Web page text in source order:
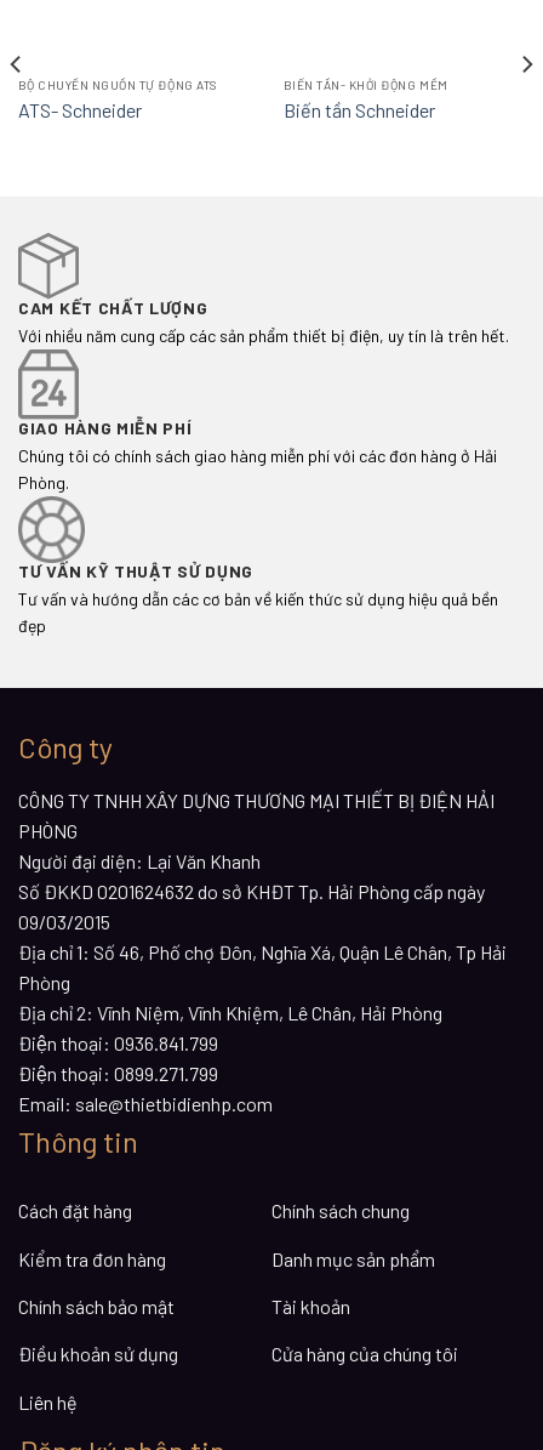
BỘ CHUYỂN NGUỒN TỰ ĐỘNG ATS
ATS- Schneider
BIẾN TẦN- KHỞI ĐỘNG MỀM
Biến tần Schneider
CAM KẾT CHẤT LƯỢNG
Với nhiều năm cung cấp các sản phẩm thiết bị điện, uy tín là trên hết.
GIAO HÀNG MIỄN PHÍ
Chúng tôi có chính sách giao hàng miễn phí với các đơn hàng ở Hải
Phòng.
TƯ VẤN KỸ THUẬT SỬ DỤNG
Tư vấn và hướng dẫn các cơ bản về kiến thức sử dụng hiệu quả bền
đẹp
Công ty
CÔNG TY TNHH XÂY DỰNG THƯƠNG MẠI THIẾT BỊ ĐIỆN HẢI
PHÒNG
Người đại diện: Lại Văn Khanh
Số ĐKKD 0201624632 do sở KHĐT Tp. Hải Phòng cấp ngày
09/03/2015
Địa chỉ 1: Số 46, Phố chợ Đôn, Nghĩa Xá, Quận Lê Chân, Tp Hải
Phòng
Địa chỉ 2: Vĩnh Niệm, Vĩnh Khiệm, Lê Chân, Hải Phòng
Điện thoại: 0936.841.799
Điện thoại: 0899.271.799
Email: sale@thietbidienhp.com
Thông tin
Cách đặt hàng Chính sách chung
Kiểm tra đơn hàng Danh mục sản phẩm
Chính sách bảo mật Tài khoản
Điều khoản sử dụng Cửa hàng của chúng tôi
Liên hệ